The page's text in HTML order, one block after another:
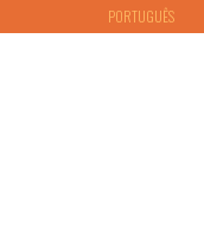
PORTUGUÊS